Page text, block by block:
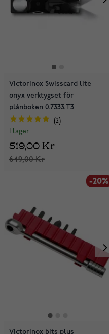
Victorinox Swisscard lite
onyx verktygset för
plånboken 0.7333.T3
2
I lager
649,00 Kr
519,00 Kr
-20%
Victorinox bits plus